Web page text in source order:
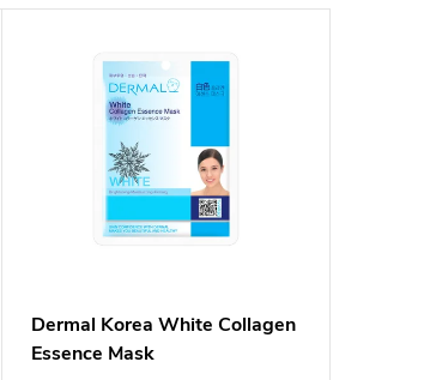
Dermal Korea White Collagen
Essence Mask